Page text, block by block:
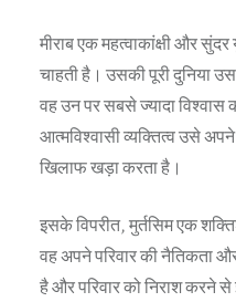
मीराब एक महत्वाकांक्षी और
चाहती है। उसकी पूरी दुनिया
वह उन पर सबसे ज्यादा
आत्मविश्वासी व्यक्तित्व उसे
खिलाफ खड़ा करता है।
इसके विपरीत, मुर्तसिम एक
वह अपने परिवार की नैतिकता
है और परिवार को निराश करने